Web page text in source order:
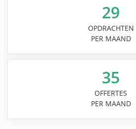
29
OPDRACHTEN
PER MAAND
35
OFFERTES
PER MAAND